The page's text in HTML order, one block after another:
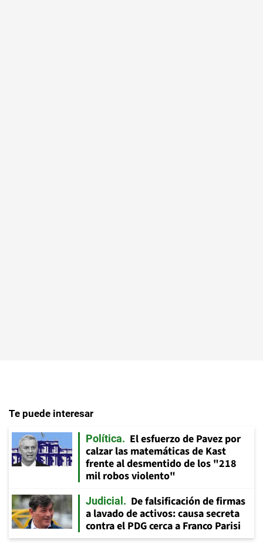
Te puede interesar
Política
El esfuerzo de Pavez por
calzar las matemáticas de Kast
frente al desmentido de los "218
mil robos violento"
Judicial
De falsificación de firmas
a lavado de activos: causa secreta
contra el PDG cerca a Franco Parisi